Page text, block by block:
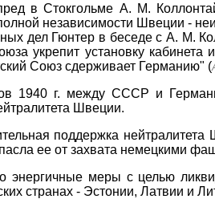
в Стокгольме А. М.
независимости Швеции -
дел Гюнтер в беседе с А. М.
укрепит установку
Союз сдерживает Германию" (
1940 г. между СССР и
Швеции.
поддержка
ее от захвата немецкими
энергичные меры с целью
странах - Эстонии, Латвии и